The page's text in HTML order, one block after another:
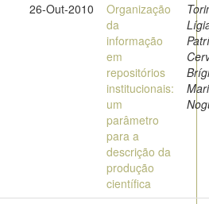
26-Out-2010
Organização
da
informação
em
repositórios
institucionais:
um
parâmetro
para a
descrição da
produção
científica